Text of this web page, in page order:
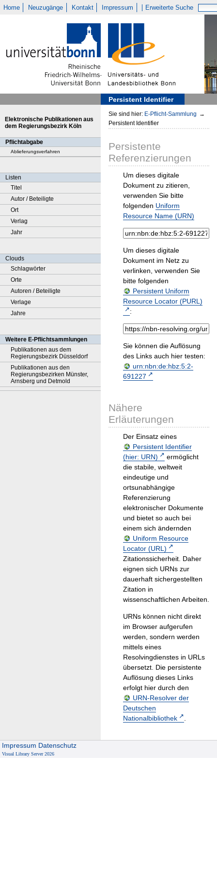
Home Neuzugänge Kontakt Impressum Erweiterte Suche
Persistent Identifier
Elektronische Publikationen aus
dem Regierungsbezirk Köln
Pflichtabgabe
Ablieferungsverfahren
Listen
Titel
Autor / Beteiligte
Ort
Verlag
Jahr
Clouds
Schlagwörter
Orte
Autoren / Beteiligte
Verlage
Jahre
Weitere E-Pflichtsammlungen
Publikationen aus dem
Regierungsbezirk Düsseldorf
Publikationen aus den
Regierungsbezirken Münster,
Arnsberg und Detmold
Sie sind hier: E-Pflicht-Sammlung →
Persistent Identifier
Persistente
Referenzierungen
Um dieses digitale
Dokument zu zitieren,
verwenden Sie bitte
folgenden Uniform
Resource Name (URN)
Um dieses digitale
Dokument im Netz zu
verlinken, verwenden Sie
bitte folgenden
Persistent Uniform
Resource Locator (PURL)
:
Sie können die Auflösung
des Links auch hier testen:
urn:nbn:de:hbz:5:2-
691227
Nähere
Erläuterungen
Der Einsatz eines
Persistent Identifier
(hier: URN)
ermöglicht
die stabile, weltweit
eindeutige und
ortsunabhängige
Referenzierung
elektronischer Dokumente
und bietet so auch bei
einem sich ändernden
Uniform Resource
Locator (URL)
Zitationssicherheit. Daher
eignen sich URNs zur
dauerhaft sichergestellten
Zitation in
wissenschaftlichen Arbeiten.
URNs können nicht direkt
im Browser aufgerufen
werden, sondern werden
mittels eines
Resolvingdienstes in URLs
übersetzt. Die persistente
Auflösung dieses Links
erfolgt hier durch den
URN-Resolver der
Deutschen
Nationalbibliothek
.
Impressum Datenschutz
Visual Library Server 2026